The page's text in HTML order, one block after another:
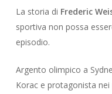
La storia di Frederic
sportiva non possa
episodio.
Argento olimpico a
Korac e protagonista